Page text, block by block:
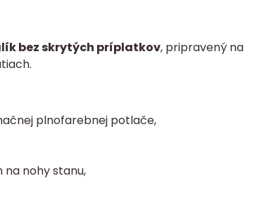
bez skrytých príplatkov, pripravený na
plnofarebnej potlače,
nohy stanu,